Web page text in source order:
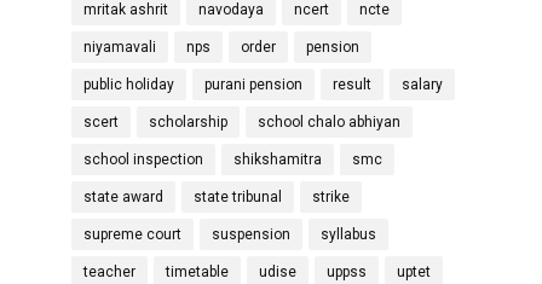
mritak ashrit navodaya ncert ncte
niyamavali nps order pension
public holiday purani pension result salary
scert scholarship school chalo abhiyan
school inspection shikshamitra smc
state award state tribunal strike
supreme court suspension syllabus
teacher timetable udise uppss uptet